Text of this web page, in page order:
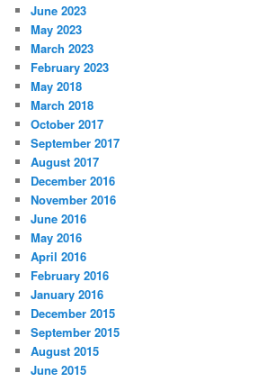
June 2023
May 2023
March 2023
February 2023
May 2018
March 2018
October 2017
September 2017
August 2017
December 2016
November 2016
June 2016
May 2016
April 2016
February 2016
January 2016
December 2015
September 2015
August 2015
June 2015